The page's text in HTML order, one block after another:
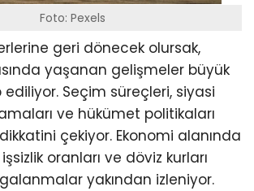
Foto: Pexels
geri dönecek olursak,
yaşanan gelişmeler büyük
Seçim süreçleri, siyasi
ve hükümet politikaları
çekiyor. Ekonomi alanında
oranları ve döviz kurları
yakından izleniyor.